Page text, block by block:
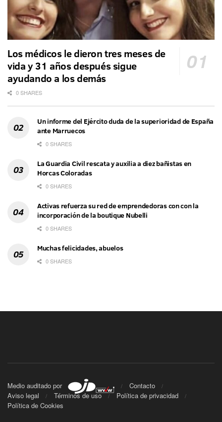
Los médicos le dieron tres meses de
vida y 31 años después sigue
ayudando a los demás
0 SHARES
Un informe del Ejército duda de la superioridad de España
ante Marruecos
0 SHARES
La Guardia Civil rescata y auxilia a diez bañistas en
Horcas Coloradas
0 SHARES
Activas refuerza su red de emprendedoras con con la
incorporación de la boutique Nubelli
0 SHARES
Muchas felicidades, abuelos
0 SHARES
Medio auditado por
Contacto
Aviso legal
Términos de uso
Política de privacidad
Política de Cookies